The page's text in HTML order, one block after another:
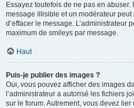
Essayez toutefois de ne pas en
message illisible et un modérateur
d’effacer le message. L’administrateur
maximum de smileys par message.
Haut
Puis-je publier des images ?
Oui, vous pouvez afficher des images
l’administrateur a autorisé les fichiers
sur le forum. Autrement, vous devez